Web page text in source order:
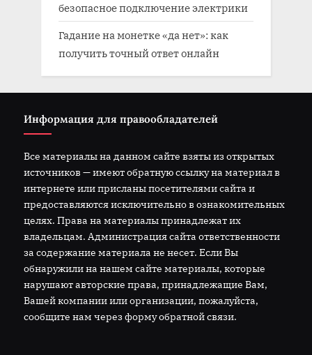
безопасное подключение электрики
Гадание на монетке «да нет»: как
получить точный ответ онлайн
Информация для правообладателей
Все материалы на данном сайте взяты из открытых
источников — имеют обратную ссылку на материал в
интернете или присланы посетителями сайта и
предоставляются исключительно в ознакомительных
целях. Права на материалы принадлежат их
владельцам. Администрация сайта ответственности
за содержание материала не несет. Если Вы
обнаружили на нашем сайте материалы, которые
нарушают авторские права, принадлежащие Вам,
Вашей компании или организации, пожалуйста,
сообщите нам через форму обратной связи.